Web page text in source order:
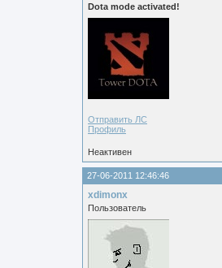
Dota mode activated!
Отправить ЛС
Профиль
Неактивен
27-06-2011 12:46:46
xdimonx
Пользователь